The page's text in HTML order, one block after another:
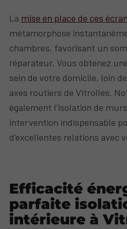
La mise en place de ces
métamorphose
chambres, favorisant un
réparateur. Vous obtenez
sein de votre domicile, loin
axes routiers de Vitrolles.
également l'isolation de
intervention indispensable
d'excellentes relations avec
Efficacité
parfaite
intérieure à